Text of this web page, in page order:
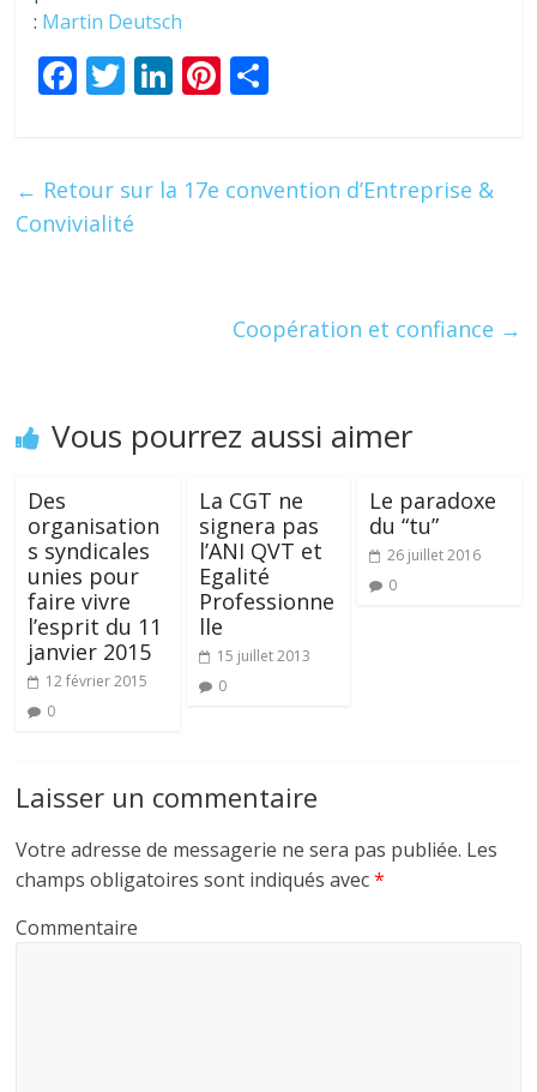
: Martin Deutsch
F
b
o
T
er
Li
e
Pi
e g
← Retour sur la 17e convention d’Entreprise &
Convivialité
Coopération et confiance →
Vous pourrez aussi aimer
Des
organisation
s syndicales
unies pour
faire vivre
l’esprit du 11
janvier 2015
12 février 2015
0
La CGT ne
signera pas
l’ANI QVT et
Egalité
Professionne
lle
15 juillet 2013
0
Le paradoxe
du “tu”
26 juillet 2016
0
Laisser un commentaire
Votre adresse de messagerie ne sera pas publiée. Les
champs obligatoires sont indiqués avec*
Commentaire